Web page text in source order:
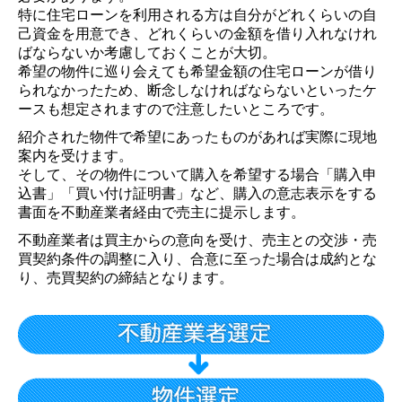
特に住宅ローンを利用される方は自分がどれくらいの自
己資金を用意でき、どれくらいの金額を借り入れなけれ
ばならないか考慮しておくことが大切。
希望の物件に巡り会えても希望金額の住宅ローンが借り
られなかったため、断念しなければならないといったケ
ースも想定されますので注意したいところです。
紹介された物件で希望にあったものがあれば実際に現地
案内を受けます。
そして、その物件について購入を希望する場合「購入申
込書」「買い付け証明書」など、購入の意志表示をする
書面を不動産業者経由で売主に提示します。
不動産業者は買主からの意向を受け、売主との交渉・売
買契約条件の調整に入り、合意に至った場合は成約とな
り、売買契約の締結となります。